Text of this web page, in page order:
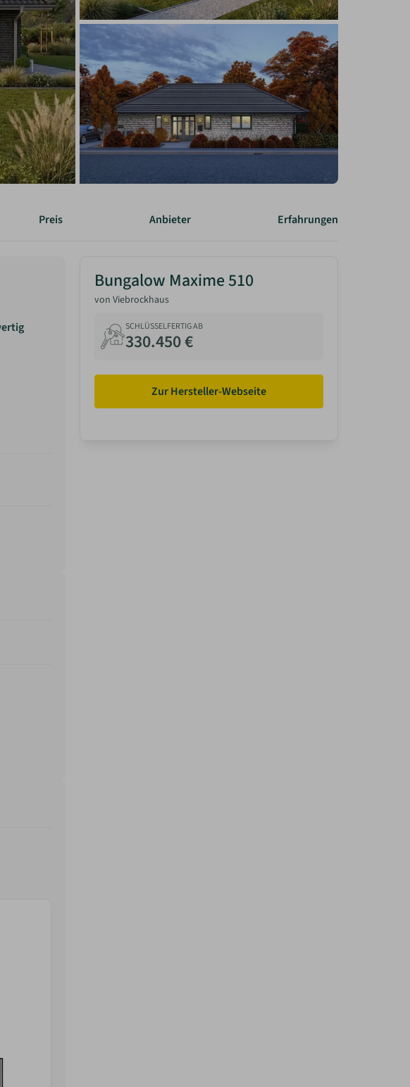
Preis Anbieter Erfahrungen
Bungalow Maxime 510
vonViebrockhaus
SCHLÜSSELFERTIG AB
330.450 €
Zur Hersteller-Webseite